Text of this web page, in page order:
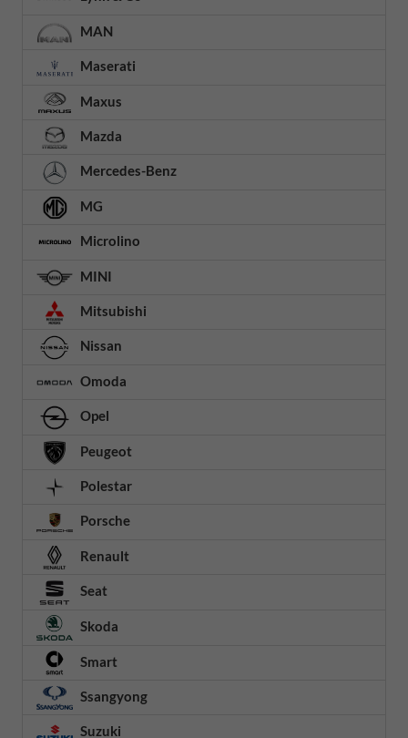
MAN
Maserati
Maxus
Mazda
Mercedes-Benz
MG
Microlino
MINI
Mitsubishi
Nissan
Omoda
Opel
Peugeot
Polestar
Porsche
Renault
Seat
Skoda
Smart
Ssangyong
Suzuki